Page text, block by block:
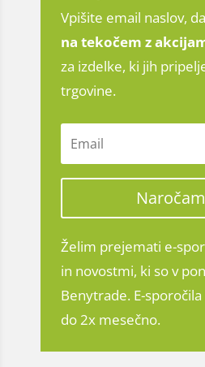
Vpišite email naslov,
na tekočem z
za izdelke, ki jih
trgovine.
Želim prejemati e-
in novostmi, ki so v
Benytrade. E-
do 2x mesečno.